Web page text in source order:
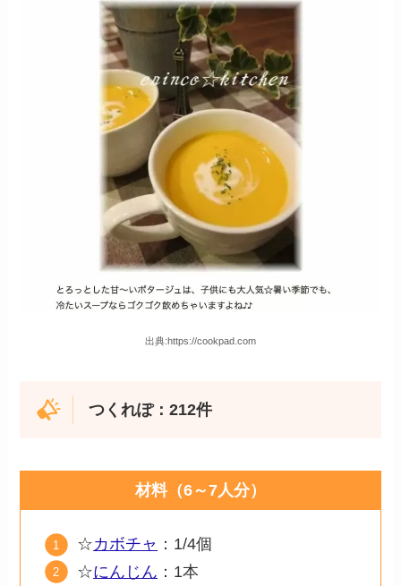
出典:https://cookpad.com
つくれぽ：212件
材料（6～7人分）
☆カボチャ ：1/4個
☆にんじん ：1本